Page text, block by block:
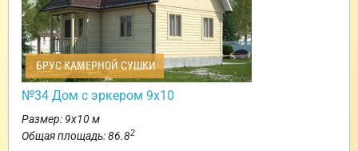
БРУС КАМЕРНОЙ СУШКИ
№34 Дом с эркером 9х10
Размер: 9х10 м
Общая площадь: 86.82